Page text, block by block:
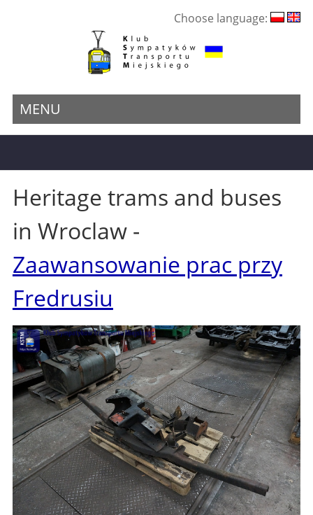
Choose language:
MENU
Heritage trams and buses
in Wroclaw -
Zaawansowanie prac przy
Fredrusiu